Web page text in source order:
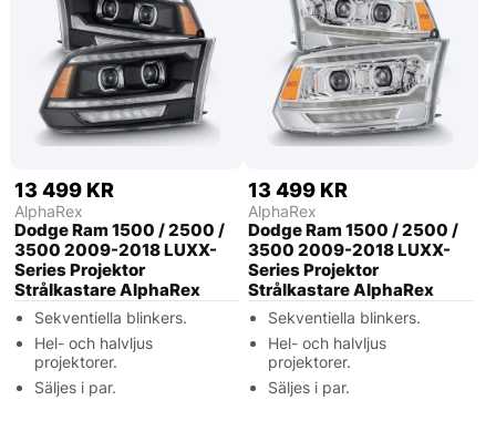
13 499 KR
AlphaRex
Dodge Ram 1500 / 2500 /
3500 2009-2018 LUXX-
Series Projektor
Strålkastare AlphaRex
Sekventiella blinkers.
Hel- och halvljus
projektorer.
Säljes i par.
13 499 KR
AlphaRex
Dodge Ram 1500 / 2500 /
3500 2009-2018 LUXX-
Series Projektor
Strålkastare AlphaRex
Sekventiella blinkers.
Hel- och halvljus
projektorer.
Säljes i par.